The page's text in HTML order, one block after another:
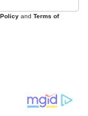
and Terms of